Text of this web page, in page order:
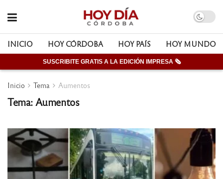
INICIO HOY CÓRDOBA HOY PAÍS HOY MUNDO
SUSCRIBITE GRATIS A LA EDICIÓN IMPRESA 🗞
Inicio Tema Aumentos
Tema: Aumentos